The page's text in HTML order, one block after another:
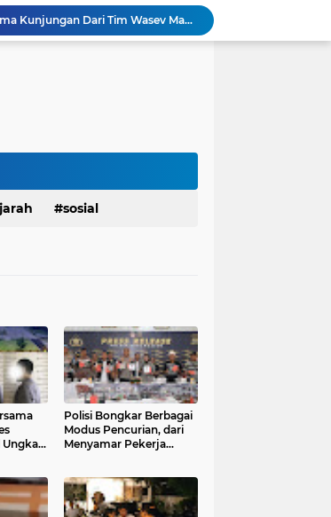
TMMD Ke 129 Kodim 0904/Paser Terima Kunjungan Dari Tim Wasev Mabesad
Personel Satgas TMMD 129 Kodim 0904/Paser Ciptakan Lingkungan Bersih
Sebelum Diserahkan
sosial
Ungkap
Polisi Bongkar Berbagai
Modus Pencurian, dari
Menyamar Pekerja